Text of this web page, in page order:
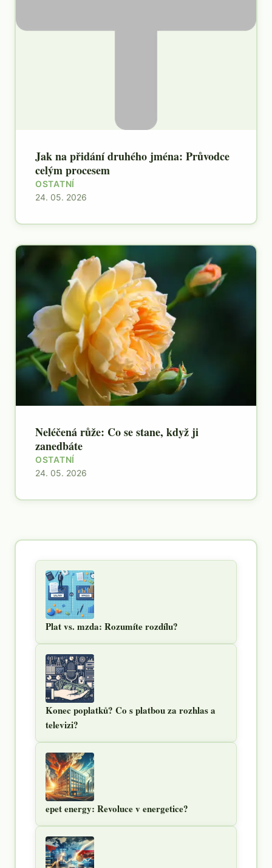
Jak na přidání druhého jména: Průvodce
celým procesem
OSTATNÍ
24. 05. 2026
Neléčená růže: Co se stane, když ji
zanedbáte
OSTATNÍ
24. 05. 2026
Plat vs. mzda: Rozumíte rozdílu?
Konec poplatků? Co s platbou za rozhlas a
televizi?
epet energy: Revoluce v energetice?